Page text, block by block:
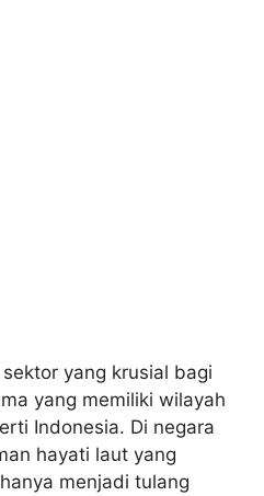
yang krusial bagi
yang memiliki wilayah
Indonesia. Di negara
hayati laut yang
menjadi tulang